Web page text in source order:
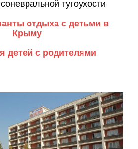
тугоухости
отдыха с детьми в
Крыму
детей с родителями